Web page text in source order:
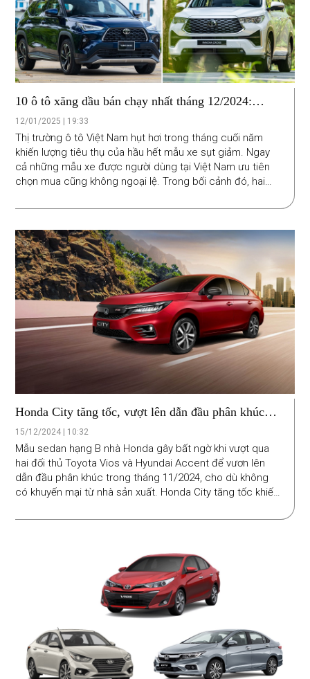
10 ô tô xăng dầu bán chạy nhất tháng 12/2024:
Toyota ngược dòng xu thế
12/01/2025 | 19:33
Thị trường ô tô Việt Nam hụt hơi trong tháng cuối năm
khiến lượng tiêu thụ của hầu hết mẫu xe sụt giảm. Ngay
cả những mẫu xe được người dùng tại Việt Nam ưu tiên
chọn mua cũng không ngoại lệ. Trong bối cảnh đó, hai
thành điểm sáng hiếm hoi khi doanh số vẫn tăng trưởng
Honda City tăng tốc, vượt lên dẫn đầu phân khúc
Sedan hạng B
15/12/2024 | 10:32
Mẫu sedan hạng B nhà Honda gây bất ngờ khi vượt qua
hai đối thủ Toyota Vios và Hyundai Accent để vươn lên
dẫn đầu phân khúc trong tháng 11/2024, cho dù không
có khuyến mại từ nhà sản xuất. Honda City tăng tốc khiến
sedan hạng B tại thị trường ô tô Việt Nam trở nên hấp dẫn